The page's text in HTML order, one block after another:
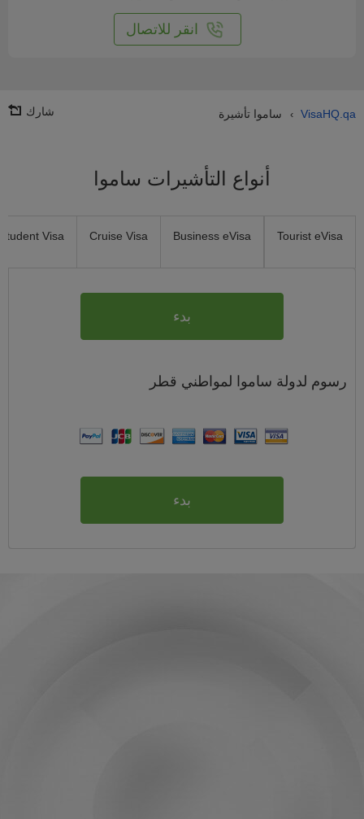
انقر للاتصال
VisaHQ.qa
› ساموا تأشيرة شارك
أنواع التأشيرات ساموا
Tourist eVisa
Business eVisa
Cruise Visa
Student Visa
بدء
رسوم لدولة ساموا لمواطني قطر
بدء